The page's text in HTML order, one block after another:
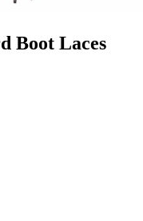
Boot Laces